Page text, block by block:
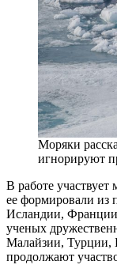
Моряки
игнорируют
В работе участвует
ее формировали из
Исландии,
ученых
Малайзии, Турции,
продолжают